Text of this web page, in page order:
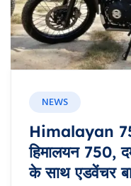
NEWS
Himalayan
हिमालयन 750,
के साथ एडवेंचर